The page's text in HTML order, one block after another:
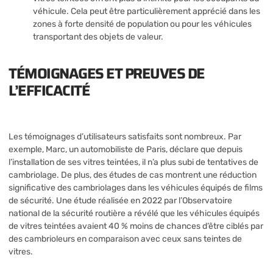
véhicule. Cela peut être particulièrement apprécié dans les
zones à forte densité de population ou pour les véhicules
transportant des objets de valeur.
TÉMOIGNAGES ET PREUVES DE
L’EFFICACITÉ
Les témoignages d’utilisateurs satisfaits sont nombreux. Par
exemple, Marc, un automobiliste de Paris, déclare que depuis
l’installation de ses vitres teintées, il n’a plus subi de tentatives de
cambriolage. De plus, des études de cas montrent une réduction
significative des cambriolages dans les véhicules équipés de films
de sécurité. Une étude réalisée en 2022 par l’Observatoire
national de la sécurité routière a révélé que les véhicules équipés
de vitres teintées avaient 40 % moins de chances d’être ciblés par
des cambrioleurs en comparaison avec ceux sans teintes de
vitres.